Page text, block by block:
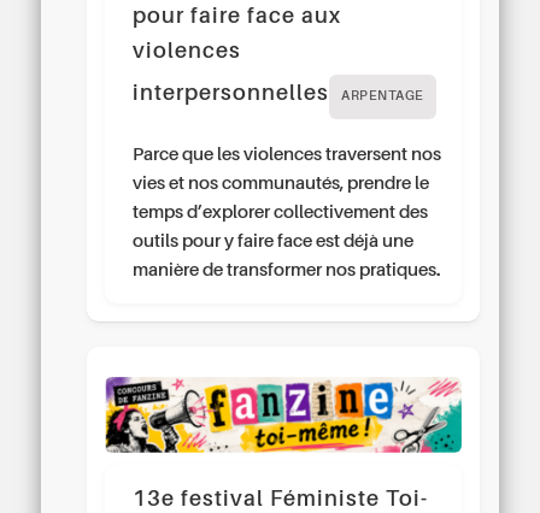
pour faire face aux
violences
interpersonnelles
ARPENTAGE
Parce que les violences traversent nos
vies et nos communautés, prendre le
temps d’explorer collectivement des
outils pour y faire face est déjà une
manière de transformer nos pratiques.
13e festival Féministe Toi-